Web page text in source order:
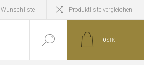
Wunschliste Produktliste vergleichen
0STK